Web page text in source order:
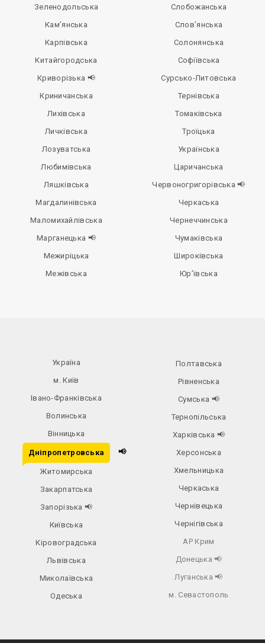
Зеленодольська
Кам’янська
Карпівська
Китайгородська
Криворізька 📢
Криничанська
Лихівська
Личківська
Лозуватська
Любимівська
Ляшківська
Магдалинівська
Маломихайлівська
Марганецька 📢
Межиріцька
Межівська
Слобожанська
Слов’янська
Солонянська
Софіївська
Сурсько-Литовська
Тернівська
Томаківська
Троїцька
Українська
Царичанська
Червоногригорівська 📢
Черкаська
Чернеччинська
Чумаківська
Широківська
Юр’ївська
Україна
м. Київ
Івано-Франківська
Волинська
Вінницька
Дніпропетровська 📢
Житомирська
Закарпатська
Запорізька 📢
Київська
Кіровоградська
Львівська
Миколаївська
Одеська
Полтавська
Рівненська
Сумська 📢
Тернопільська
Харківська 📢
Херсонська
Хмельницька
Черкаська
Чернівецька
Чернігівська
АР Крим
Донецька 📢
Луганська 📢
м. Севастополь